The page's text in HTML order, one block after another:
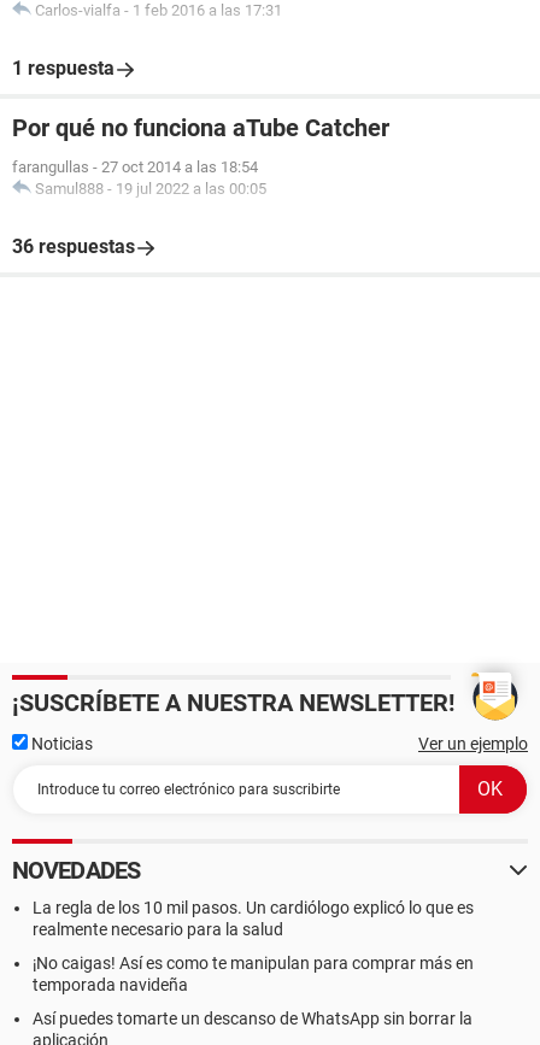
Carlos-vialfa - 1 feb 2016 a las 17:31
1 respuesta
Por qué no funciona aTube Catcher
farangullas - 27 oct 2014 a las 18:54
Samul888 - 19 jul 2022 a las 00:05
36 respuestas
¡SUSCRÍBETE A NUESTRA NEWSLETTER!
Noticias Ver un ejemplo
NOVEDADES
La regla de los 10 mil pasos. Un cardiólogo explicó lo que es
realmente necesario para la salud
¡No caigas! Así es como te manipulan para comprar más en
temporada navideña
Así puedes tomarte un descanso de WhatsApp sin borrar la
aplicación